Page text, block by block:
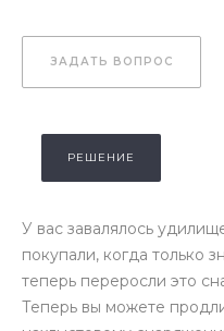
ЗАДАТЬ ВОПРОС
РЕШЕНИЕ
У вас завалялось
покупали, когда только
теперь переросли это
Теперь вы можете